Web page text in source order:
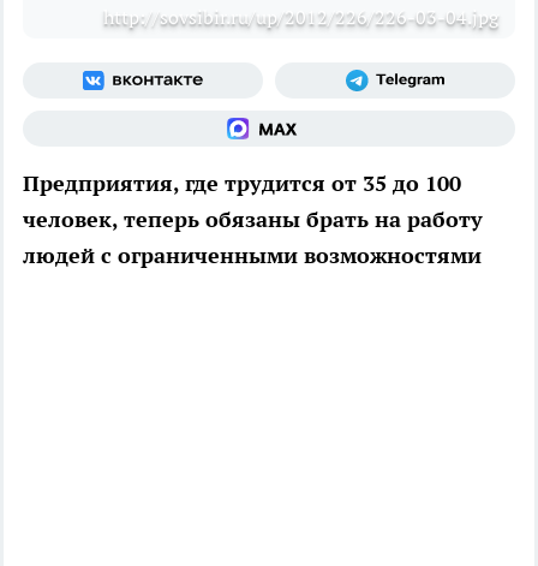
http://sovsibir.ru/up/2012/226/226-03-04.jpg
Предприятия, где трудится от 35 до 100
человек, теперь обязаны брать на работу
людей с ограниченными возможностями